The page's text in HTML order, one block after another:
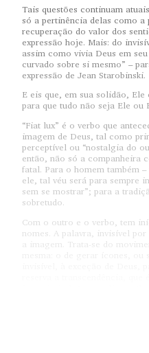
Tais questões continuam
só a pertinência delas como a
recuperação do valor dos
expressão hoje. Mais: do
assim como vivia Deus em
curvado sobre si mesmo” –
expressão de Jean Starobinski.
E eis que, em sua solidão,
para que tudo não seja Ele ou
“Fiat lux” é o verbo que
imagem de Deus, tal como
perceptível ou “nostalgia do
então, não só a companheira
fatal. Para o homem também
ele, tal véu será para sempre
sem se mostrar”; para a
sobretudo.
Com o outro e o verbo, tem
nomes. A palavra, invisível por
a imagem. Trata-se do